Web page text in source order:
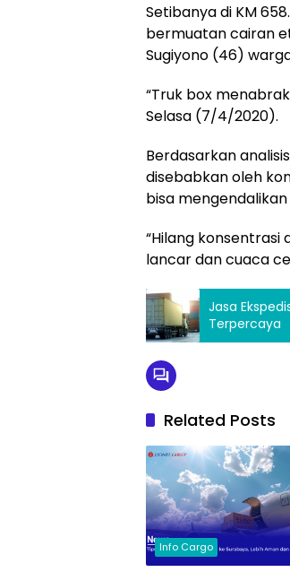
Setibanya di KM
bermuatan cairan
Sugiyono (46)
“Truk box
Selasa (7/4/2020).
Berdasarkan
disebabkan oleh
bisa
“Hilang konsentrasi
lancar dan cuaca
Jasa
Terpercaya
Related Posts
Info Cargo